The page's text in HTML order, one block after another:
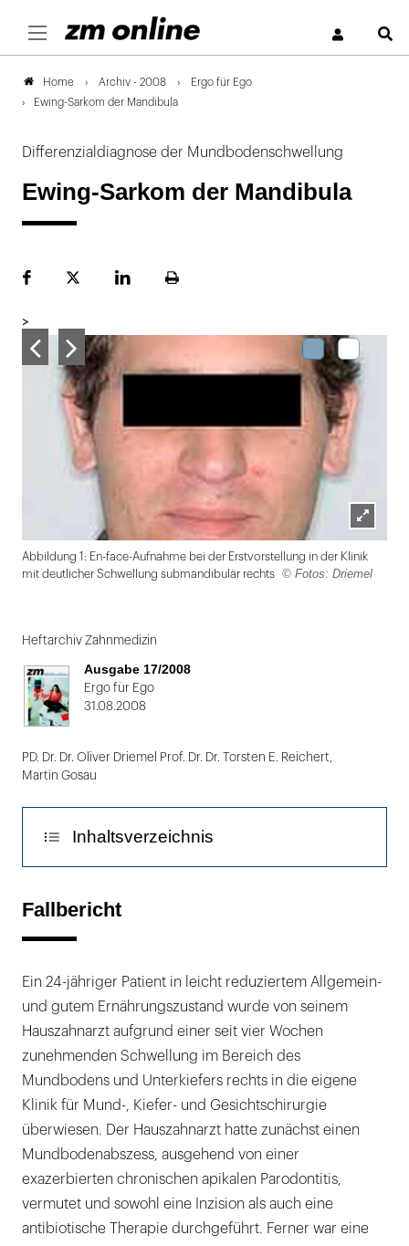
Home Archiv - 2008
Ergo für Ego
Ewing-Sarkom der Mandibula
Differenzialdiagnose der Mundbodenschwellung
Ewing-Sarkom der Mandibula
FacebookPlattformLinekdInSeite
>
Lightbox
öffnen
Abbildung 1: En-face-Aufnahme bei der Erstvorstellung in der Klinik
mit deutlicher Schwellung submandibulär rechts
© Fotos: Driemel
1
von
2
Heftarchiv Zahnmedizin
Ausgabe 17/2008
Ergo für Ego
31.08.2008
PD. Dr. Dr. Oliver Driemel Prof. Dr. Dr. Torsten E. Reichert
Martin Gosau
Inhaltsverzeichnis
Fallbericht
Diskussion
Fallbericht
Ein 24-jähriger Patient in leicht reduziertem Allgemein-
und gutem Ernährungszustand wurde von seinem
Hauszahnarzt aufgrund einer seit vier Wochen
zunehmenden Schwellung im Bereich des
Mundbodens und Unterkiefers rechts in die eigene
Klinik für Mund-, Kiefer- und Gesichtschirurgie
überwiesen. Der Hauszahnarzt hatte zunächst einen
Mundbodenabszess, ausgehend von einer
exazerbierten chronischen apikalen Parodontitis,
vermutet und sowohl eine Inzision als auch eine
antibiotische Therapie durchgeführt. Ferner war eine